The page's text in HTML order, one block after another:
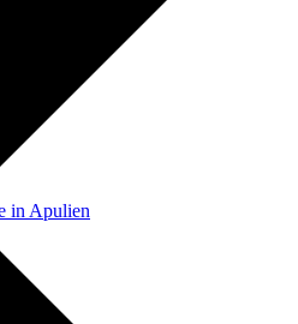
in Apulien